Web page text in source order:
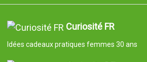
Curiosité FR
Idées cadeaux pratiques femmes 30 ans